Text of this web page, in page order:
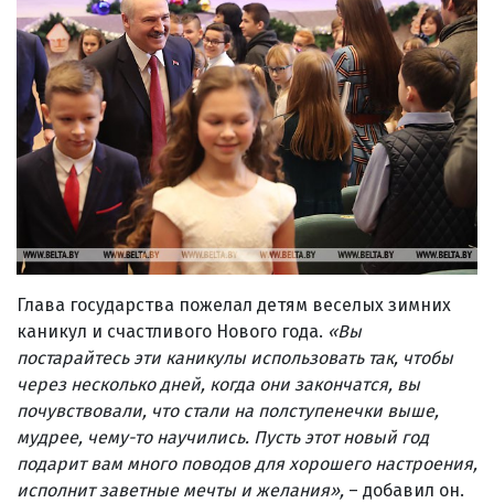
Глава государства пожелал детям веселых зимних
каникул и счастливого Нового года. «Вы
постарайтесь эти каникулы использовать так, чтобы
через несколько дней, когда они закончатся, вы
почувствовали, что стали на полступенечки выше,
мудрее, чему-то научились. Пусть этот новый год
подарит вам много поводов для хорошего настроения,
исполнит заветные мечты и желания», – добавил он.